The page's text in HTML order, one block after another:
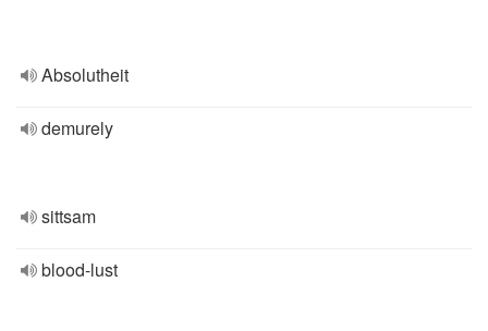
Absolutheit
demurely
sittsam
blood-lust